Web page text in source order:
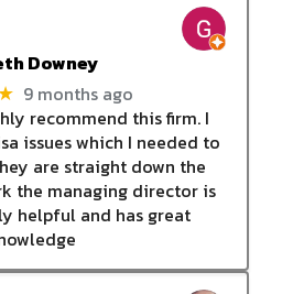
Downey
9 months ago
recommend this firm. I
issues which I needed to
are straight down the
the managing director is
helpful and has great